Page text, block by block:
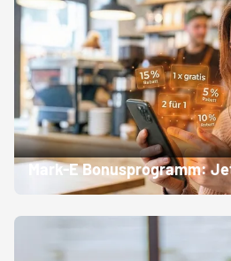
Mark-E Bonusprogramm: